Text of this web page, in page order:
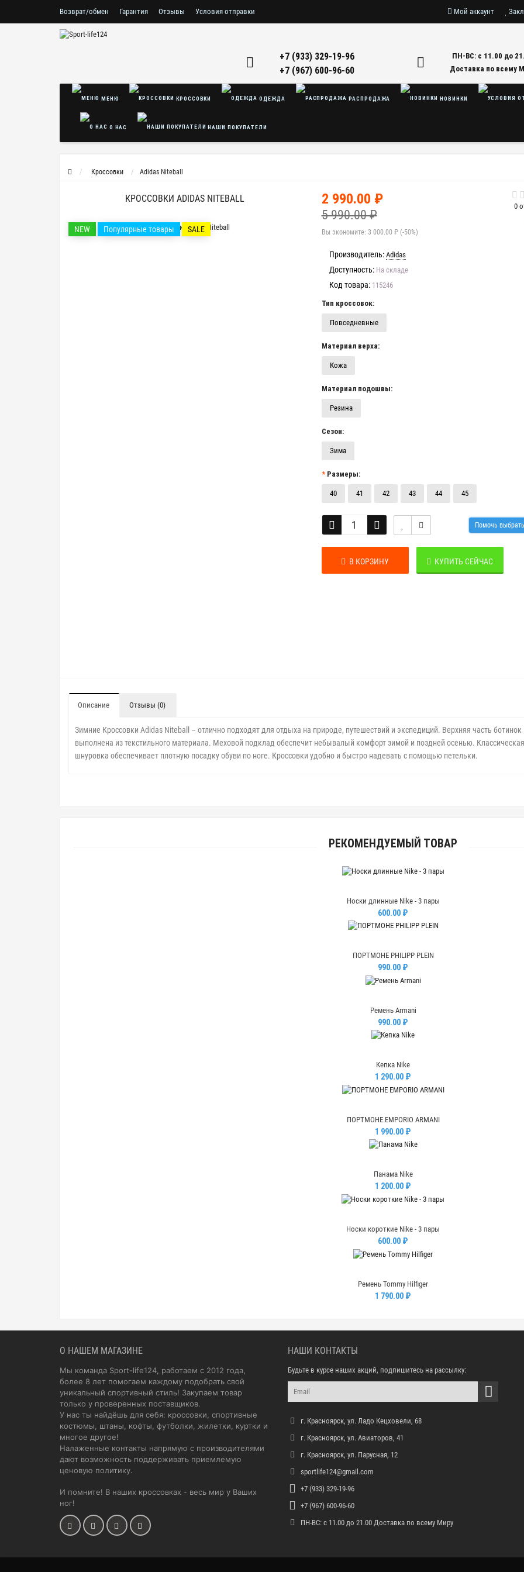
Возврат/обмен Гарантия Отзывы Условия отправки
Условия соглашения
Мой аккаунт
+7 (933) 329-19-96
+7 (967) 600-96-60
ПН-ВС: с 11.00 до
Доставка по всему
МЕНЮ КРОССОВКИ ОДЕЖДА РАСПРОДАЖА НОВИНКИ
О НАС НАШИ ПОКУПАТЕЛИ
Кроссовки Adidas Niteball
КРОССОВКИ ADIDAS NITEBALL
NEW Популярные товары SALE
0
2 990.00 ₽
5 990.00 ₽
Вы экономите: 3 000.00 ₽ (-50%)
Производитель: Adidas
Доступность:На складе
Код товара: 115246
Тип кроссовок:
Повседневные
Материал верха:
Кожа
Материал подошвы:
Резина
Сезон:
Зима
Размеры:
40 41 42 43 44 45
Помочь
В КОРЗИНУ КУПИТЬ СЕЙЧАС
Описание Отзывы (0)
Зимние Кроссовки Adidas Niteball – отлично подходят для отдыха на природе, путешествий и экспедиций. Верхняя часть ботинок
выполнена из текстильного материала. Меховой подклад обеспечит небывалый комфорт зимой и поздней осенью. Классическая
шнуровка обеспечивает плотную посадкуобуви по ноге. Кроссовки удобно и быстро надевать с помощью петельки.
РЕКОМЕНДУЕМЫЙ ТОВАР
Носки длинные Nike - 3 пары
600.00 ₽
ПОРТМОНЕ PHILIPP PLEIN
990.00 ₽
Ремень Armani
990.00 ₽
Кепка Nike
1 290.00 ₽
ПОРТМОНЕ EMPORIO ARMANI
1 990.00 ₽
Панама Nike
1 200.00 ₽
Носки короткие Nike - 3 пары
600.00 ₽
Ремень Tommy Hilfiger
1 790.00 ₽
О НАШЕМ МАГАЗИНЕ
Мы команда Sport-life124, работаем с 2012 года,
более 8 лет помогаем каждому подобрать свой
уникальный спортивный стиль! Закупаем товар
только у проверенных поставщиков.
У нас ты найдёшь для себя: кроссовки, спортивные
костюмы, штаны, кофты, футболки, жилетки, куртки и
многое другое!
Налаженные контакты напрямую с производителями
дают возможность поддерживать приемлемую
ценовую политику.
И помните! В наших кроссовках - весь мир у Ваших
ног!
НАШИ КОНТАКТЫ
Будьте в курсе наших акций, подпишитесь на рассылку:
г. Красноярск, ул. Ладо Кецховели, 68
г. Красноярск, ул. Авиаторов, 41
г. Красноярск, ул. Парусная, 12
sportlife124@gmail.com
+7 (933) 329-19-96
+7 (967) 600-96-60
ПН-ВС: с 11.00 до 21.00 Доставка по всему Миру